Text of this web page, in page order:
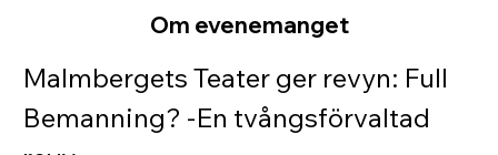
Om evenemanget
Malmbergets Teater ger revyn: Full
Bemanning? -En tvångsförvaltad